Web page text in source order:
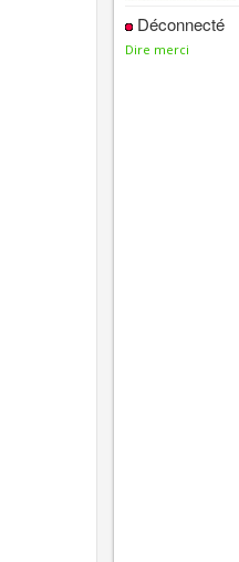
Déconnecté
Dire merci